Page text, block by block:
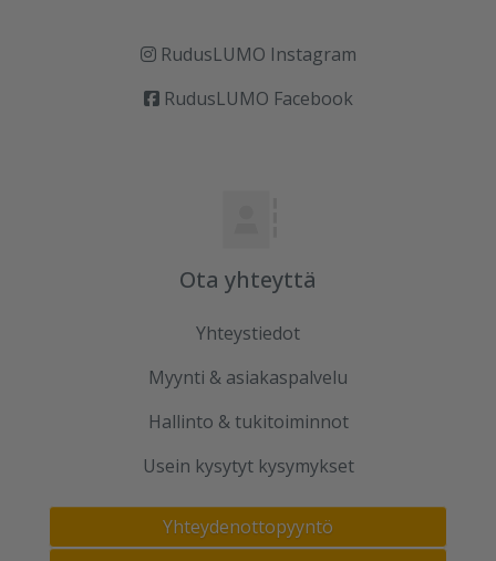
RudusLUMO Instagram
RudusLUMO Facebook
Ota yhteyttä
Yhteystiedot
Myynti & asiakaspalvelu
Hallinto & tukitoiminnot
Usein kysytyt kysymykset
Yhteydenottopyyntö